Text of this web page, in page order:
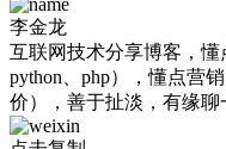
李金龙
互联网技术分享博客，懂
python、php），懂点营
价），善于扯淡，有缘聊